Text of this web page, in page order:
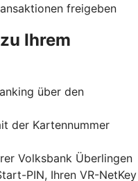
freigeben
Ihrem
über den
der Kartennummer
Volksbank Überlingen
PIN, Ihren VR-NetKey